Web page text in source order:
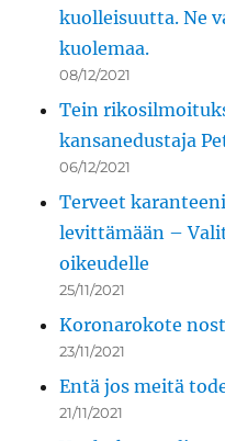
kuolleisuutta. Ne
kuolemaa.
08/12/2021
Tein
kansanedustaja
06/12/2021
Terveet
levittämään –
oikeudelle
25/11/2021
Koronarokote
23/11/2021
Entä jos meitä
21/11/2021